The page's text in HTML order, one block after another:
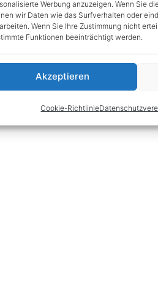
Werbung anzuzeigen. Wenn Sie
wir Daten wie das Surfverhalten oder
Wenn Sie Ihre Zustimmung nicht
Funktionen beeinträchtigt werden.
Akzeptieren
Cookie-Richtlinie